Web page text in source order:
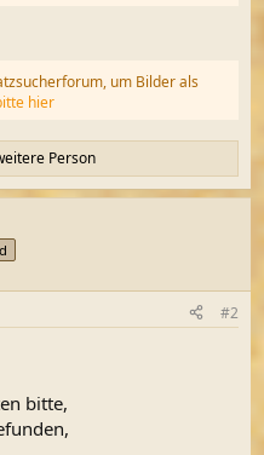
um Bilder als
hier
Person
#2
bitte,